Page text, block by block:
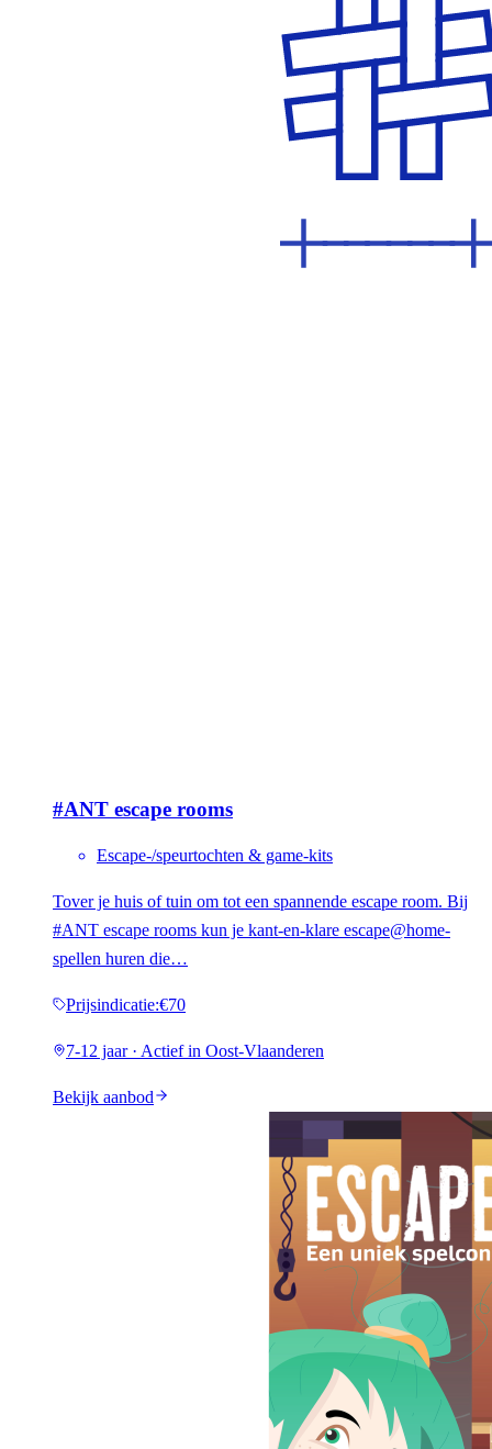
#ANT escape rooms
Escape-/speurtochten & game-kits
Tover je huis of tuin om tot een spannende escape room. Bij
#ANT escape rooms kun je kant-en-klare escape@home-
spellen huren die…
Prijsindicatie:€70
7-12 jaar · Actief in Oost-Vlaanderen
Bekijk aanbod